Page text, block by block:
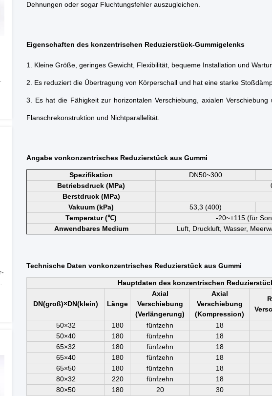
Dehnungen oder sogar Fluchtungsfehler auszugleichen.
Eigenschaften des konzentrischen Reduzierstück-Gummigelenks
1. Kleine Größe, geringes Gewicht, Flexibilität, bequeme Installation und
2. Es reduziert die Übertragung von Körperschall und hat eine starke
3. Es hat die Fähigkeit zur horizontalen Verschiebung, axialen
Flanschrekonstruktion und Nichtparallelität.
Angabe vonkonzentrisches Reduzierstück aus Gummi
Spezifikation DN50~300
Betriebsdruck (MPa)
Berstdruck (MPa)
Vakuum (kPa)
53,3 (400)
Temperatur (℃)
-20~+115 (für
Anwendbares Medium
Luft, Druckluft, Wasser,
Technische Daten vonkonzentrisches Reduzierstück aus Gummi
Hauptdaten des konzentrischen
DN(groß)×DN(klein) Länge
Axial
Verschiebung
(Verlängerung)
Axial
Verschiebung
(Kompression)
50×32
180 fünfzehn 18
50×40
180 fünfzehn 18
65×32
180 fünfzehn 18
65×40
180 fünfzehn 18
65×50
180 fünfzehn 18
80×32
220 fünfzehn 18
80×50
180 20 30